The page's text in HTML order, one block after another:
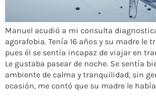
Manuel acudió a mi consulta
agorafobia. Tenía 16 años y su madre le
pues él se sentía incapaz de viajar en
Le gustaba pasear de noche. Se sentía
ambiente de calma y tranquilidad, sin
ocasión, me contó que su madre le